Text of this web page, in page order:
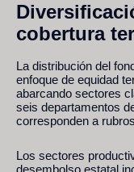
cobertura
La distribución del
enfoque de equidad
abarcando sectores
seis departamentos
corresponden a
Los sectores
desembolso estatal